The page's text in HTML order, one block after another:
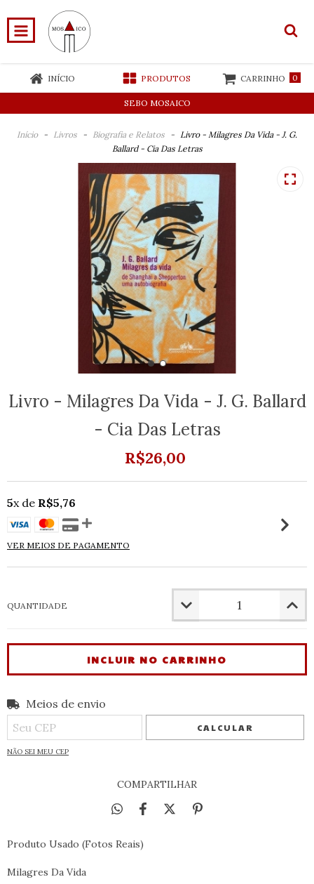
INÍCIO PRODUTOS CARRINHO 0
SEBO MOSAICO
Início - Livros - Biografia e Relatos - Livro - Milagres Da Vida - J. G.
Ballard - Cia Das Letras
Livro - Milagres Da Vida - J. G. Ballard
- Cia Das Letras
R$26,00
5x de R$5,76
VER MEIOS DE PAGAMENTO
QUANTIDADE
Entregas para o CEP:
Meios de envio
CALCULAR
NÃO SEI MEU CEP
COMPARTILHAR
Produto Usado (Fotos Reais)
Milagres Da Vida